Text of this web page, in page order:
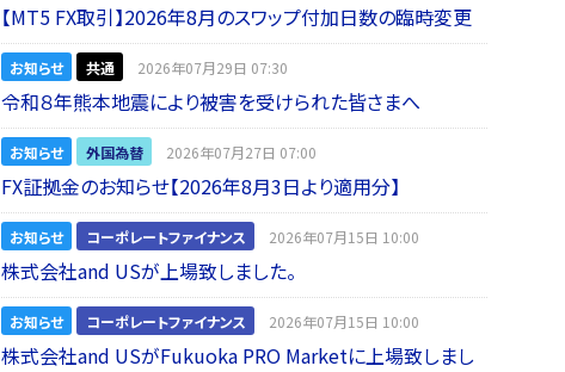
【MT5 FX取引】2026年8月のスワップ付加日数の臨時変更
お知らせ 共通 2026年07月29日 07:30
令和８年熊本地震により被害を受けられた皆さまへ
お知らせ 外国為替 2026年07月27日 07:00
FX証拠金のお知らせ【2026年8月3日より適用分】
お知らせ コーポレートファイナンス 2026年07月15日 10:00
株式会社and USが上場致しました。
お知らせ コーポレートファイナンス 2026年07月15日 10:00
株式会社and USがFukuoka PRO Marketに上場致しまし